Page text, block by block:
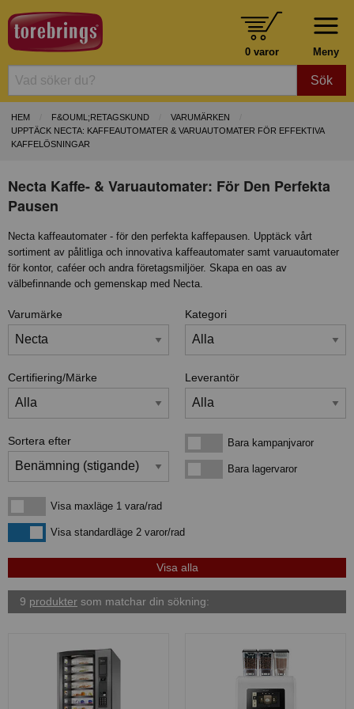
Meny
0 varor
Sök
HEM F&OUML;RETAGSKUND
VARUMÄRKEN
UPPTÄCK NECTA: KAFFEAUTOMATER & VARUAUTOMATER FÖR EFFEKTIVA
KAFFELÖSNINGAR
Necta Kaffe- & Varuautomater: För Den Perfekta
Pausen
Necta kaffeautomater - för den perfekta kaffepausen. Upptäck vårt
sortiment av pålitliga och innovativa kaffeautomater samt varuautomater
för kontor, caféer och andra företagsmiljöer. Skapa en oas av
välbefinnande och gemenskap med Necta.
Varumärke Kategori
Certifiering/Märke Leverantör
Sortera efter Bara kampanjvarorBara kampanjvaror
Bara lagervarorBara lagervaror
Visa maxläge 1 vara/rad
Visa maxläge 1 vara/rad
Visa standardlägeVisa standardläge 2 varor/rad
9 produkter som matchar din sökning: